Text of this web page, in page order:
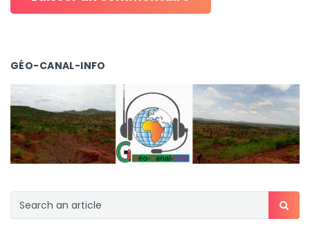
GÉO-CANAL-INFO